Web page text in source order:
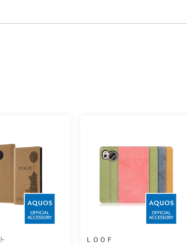
ＬＯＯＦ